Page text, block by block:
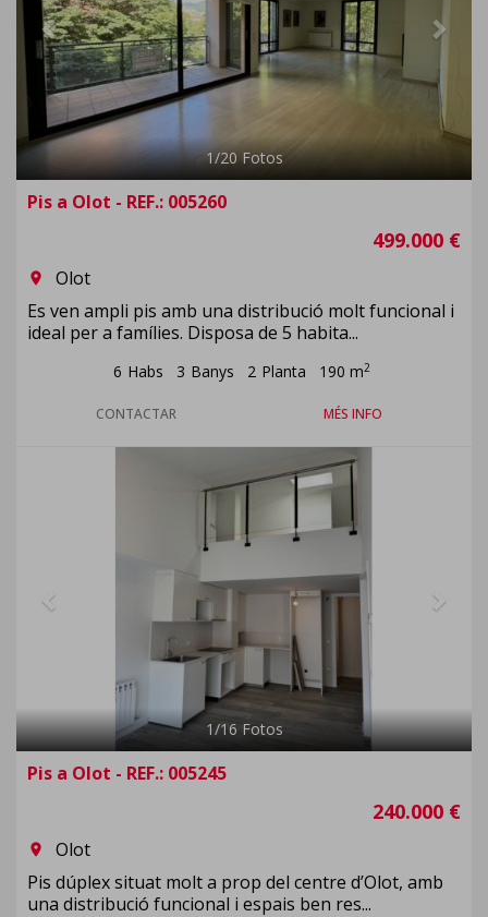
1/20Fotos
Pis a Olot - REF.: 005260
499.000 €
room
Olot
Es ven ampli pis amb una distribució molt funcional i
ideal per a famílies. Disposa de 5 habita...
6 Habs 3 Banys 2 Planta 190 m2
CONTACTAR MÉS INFO
Previous
1/16 Fotos
Pis a Olot - REF.: 005245
240.000 €
room
Olot
Pis dúplex situat molt a prop del centre d’Olot, amb
una distribució funcional i espais ben res...